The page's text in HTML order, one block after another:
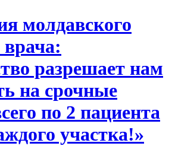
молдавского
врача:
разрешает нам
на срочные
по 2 пациента
участка!»